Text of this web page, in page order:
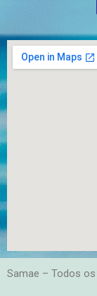
Samae – Todos